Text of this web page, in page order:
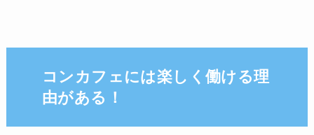
コンカフェには楽しく働ける理
由がある！